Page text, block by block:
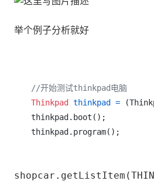
举个例子分析就好
//开始测试thinkpad电脑
Thinkpad
thinkpad =
thinkpad.boot();